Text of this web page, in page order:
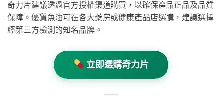
奇力片建議透過官方授權渠道購買，以確保產品正品及品質
保障。優質魚油可在各大藥房或健康產品店選購，建議選擇
經第三方檢測的知名品牌。
立即選購奇力片